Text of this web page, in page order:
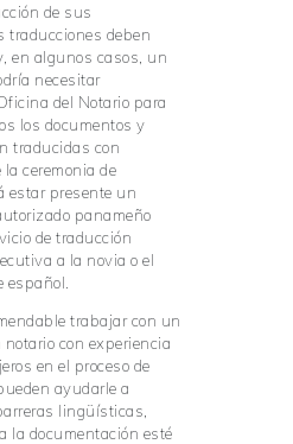
de sus
traducciones deben
en algunos casos, un
necesitar
del Notario para
los documentos y
traducidas con
ceremonia de
estar presente un
panameño
de traducción
a la novia o el
español.
trabajar con un
con experiencia
en el proceso de
ayudarle a
lingüísticas,
la documentación esté